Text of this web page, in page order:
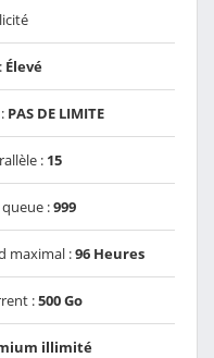
Élevé
PAS DE LIMITE
: 15
:999
maximal :96 Heures
:500 Go
illimité